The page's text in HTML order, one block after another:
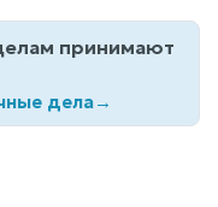
принимают
дела→